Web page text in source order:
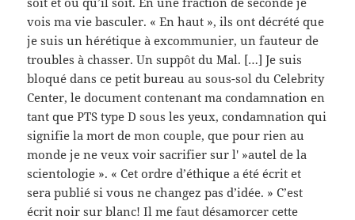
vois ma vie basculer. « En haut », ils ont décrété que
je suis un hérétique à excommunier, un fauteur de
troubles à chasser. Un suppôt du Mal. […] Je suis
bloqué dans ce petit bureau au sous-sol du Celebrity
Center, le document contenant ma condamnation en
tant que PTS type D sous les yeux, condamnation qui
signifie la mort de mon couple, que pour rien au
monde je ne veux voir sacrifier sur l' »autel de la
scientologie ». « Cet ordre d’éthique a été écrit et
sera publié si vous ne changez pas d’idée. » C’est
écrit noir sur blanc! Il me faut désamorcer cette